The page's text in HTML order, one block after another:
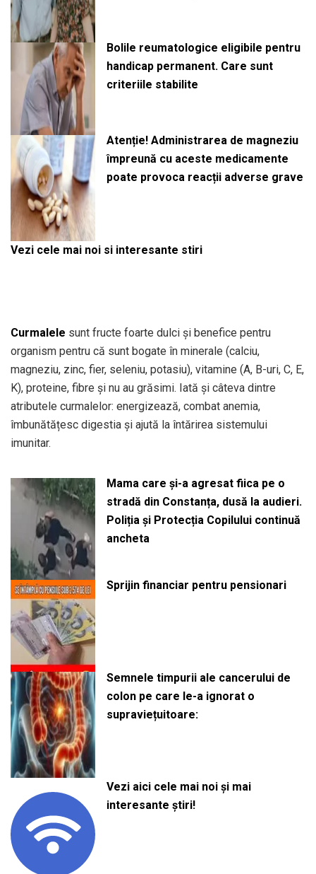
Bolile reumatologice eligibile pentru
handicap permanent. Care sunt
criteriile stabilite
Atenție! Administrarea de magneziu
împreună cu aceste medicamente
poate provoca reacții adverse grave
Vezi cele mai noi si interesante stiri
Curmalele sunt fructe foarte dulci și benefice pentru
organism pentru că sunt bogate în minerale (calciu,
magneziu, zinc, fier, seleniu, potasiu), vitamine (A, B-uri, C, E,
K), proteine, fibre și nu au grăsimi. Iată și câteva dintre
atributele curmalelor: energizează, combat anemia,
îmbunătățesc digestia și ajută la întărirea sistemului
imunitar.
Mama care și-a agresat fiica pe o
stradă din Constanța, dusă la audieri.
Poliția și Protecția Copilului continuă
ancheta
Sprijin financiar pentru pensionari
Semnele timpurii ale cancerului de
colon pe care le-a ignorat o
supraviețuitoare:
Vezi aici cele mai noi și mai
interesante știri!